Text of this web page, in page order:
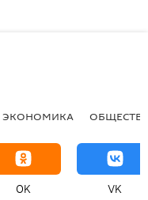
ЭКОНОМИКА
OK VK